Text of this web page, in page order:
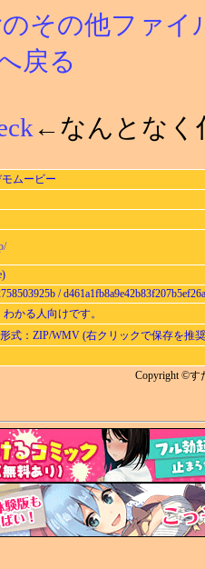
のその他ファイ
戻る
←なんとなく
ムービー
/
かる人向けです。
形式：ZIP/WMV (右クリックで保存を推
Copyright ©す